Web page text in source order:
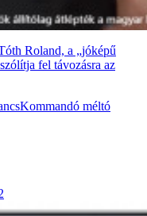
Roland, a „jóképű
fel távozásra az
méltó